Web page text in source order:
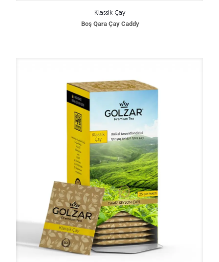
Klassik Çay
Boş Qara Çay Caddy